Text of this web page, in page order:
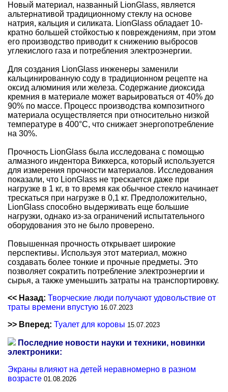
Новый материал, названный LionGlass, является
альтернативой традиционному стеклу на основе
натрия, кальция и силиката. LionGlass обладает 10-
кратно большей стойкостью к повреждениям, при этом
его производство приводит к снижению выбросов
углекислого газа и потребления электроэнергии.
Для создания LionGlass инженеры заменили
кальцинированную соду в традиционном рецепте на
оксид алюминия или железа. Содержание диоксида
кремния в материале может варьироваться от 40% до
90% по массе. Процесс производства композитного
материала осуществляется при относительно низкой
температуре в 400°C, что снижает энергопотребление
на 30%.
Прочность LionGlass была исследована с помощью
алмазного индентора Виккерса, который используется
для измерения прочности материалов. Исследования
показали, что LionGlass не трескается даже при
нагрузке в 1 кг, в то время как обычное стекло начинает
трескаться при нагрузке в 0,1 кг. Предположительно,
LionGlass способно выдерживать еще большие
нагрузки, однако из-за ограничений испытательного
оборудования это не было проверено.
Повышенная прочность открывает широкие
перспективы. Используя этот материал, можно
создавать более тонкие и прочные предметы. Это
позволяет сократить потребление электроэнергии и
сырья, а также уменьшить затраты на транспортировку.
<< Назад: Творческие люди получают удовольствие от
траты времени впустую 16.07.2023
>> Вперед: Туалет для коровы 15.07.2023
Последние новости науки и техники, новинки
электроники:
Экраны влияют на детей неравномерно в разном
возрасте 01.08.2026